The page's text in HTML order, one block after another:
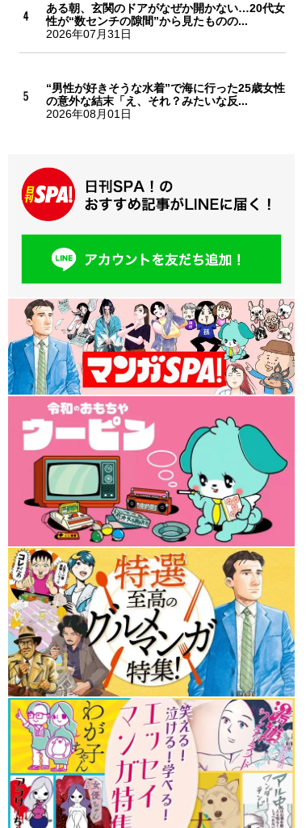
ある朝、玄関のドアがなぜか開かない…20代女
性が“数センチの隙間”から見たものの...
2026年07月31日
“男性が好きそうな水着”で海に行った25歳女性
の意外な結末「え、それ？みたいな反...
2026年08月01日